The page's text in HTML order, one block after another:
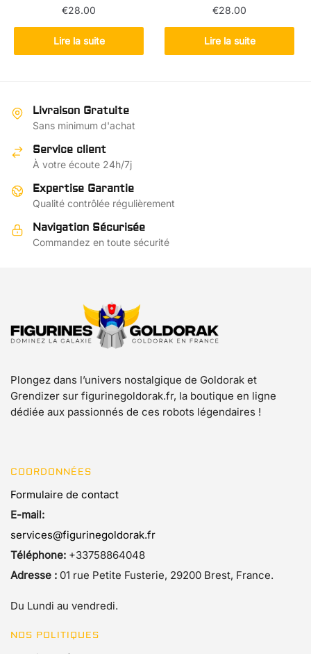
€28.00
Lire la suite
€28.00
Lire la suite
Livraison Gratuite
Sans minimum d'achat
Service client
À votre écoute 24h/7j
Expertise Garantie
Qualité contrôlée régulièrement
Navigation Sécurisée
Commandez en toute sécurité
Plongez dans l’univers nostalgique de Goldorak et
Grendizer sur figurinegoldorak.fr, la boutique en ligne
dédiée aux passionnés de ces robots légendaires !
COORDONNÉES
Formulaire de contact
E-mail:
services@figurinegoldorak.fr
Téléphone: +33758864048
Adresse : 01 rue Petite Fusterie, 29200 Brest, France.
Du Lundi au vendredi.
NOS POLITIQUES